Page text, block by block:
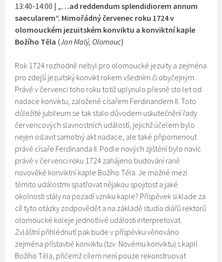
13:40-14:00 | „…ad reddendum splendidiorem annum
saecularem“. Mimořádný červenec roku 1724 v
olomouckém jezuitském konviktu a konviktní kaple
Božího Těla (Jan Malý, Olomouc)
Rok 1724 rozhodně nebyl pro olomoucké jezuity a zejména
pro zdejší jezuitský konvikt rokem všedním či obyčejným.
Právě v červenci toho roku totiž uplynulo přesně sto let od
nadace konviktu, založené císařem Ferdinandem II. Toto
důležité jubileum se tak stalo důvodem uskutečnění řady
červencových slavnostních událostí, jejichž účelem bylo
nejen oslavit samotný akt nadace, ale také připomenout
právě císaře Ferdinanda II. Podle nových zjištění bylo navíc
právě v červenci roku 1724 zahájeno budování raně
novověké konviktní kaple Božího Těla. Je možné mezi
těmito událostmi spatřovat nějakou spojitost a jaké
okolnosti stály na pozadí vzniku kaple? Příspěvek si klade za
cíl tyto otázky zodpovědět a na základě studia diářů rektorů
olomoucké koleje jednotlivé události interpretovat.
Zvláštní přihlédnutí pak bude v příspěvku věnováno
zejména přístavbě konviktu (tzv. Novému konviktu) s kaplí
Božího Těla, přičemž cílem není pouze rekonstruovat